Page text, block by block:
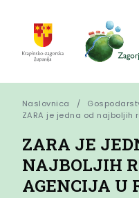
Naslovnica
ZARA je jedna od najboljih
ZARA JE
NAJBOLJIH
AGENCIJA U